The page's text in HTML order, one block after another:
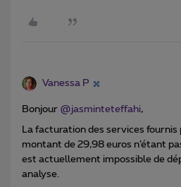
Vanessa P
Bonjour @jasminteteffahi,
La facturation des services fournis
montant de 29,98 euros n’étant
est actuellement impossible de
analyse.